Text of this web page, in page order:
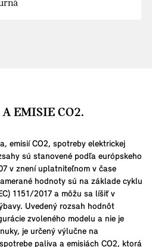
EMISIE CO2.
emisií CO2, spotreby elektrickej
sú stanovené podľa európskeho
v znení uplatniteľnom v čase
hodnoty sú na základe cyklu
1151/2017 a môžu sa líšiť v
Uvedený rozsah hodnôt
zvoleného modelu a nie je
je určený výlučne na
paliva a emisiách CO2, ktorá